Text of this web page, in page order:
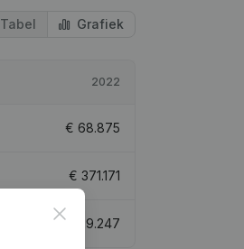
Tabel Grafiek
2022
€ 68.875
€ 371.171
€ 129.247
Close